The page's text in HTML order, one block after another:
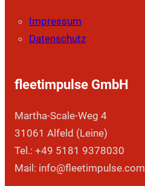
Impressum
Datenschutz
fleetimpulse GmbH
Martha-Scale-Weg 4
31061 Alfeld (Leine)
Tel.: +49 5181 9378030
Mail: info@fleetimpulse.com